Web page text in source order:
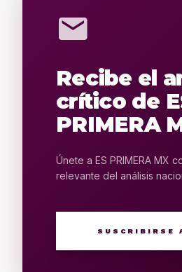
mail
Recibe el
crítico de
PRIMERA
Únete a ES PRIMERA MX
relevante del análisis
SUSCRIBIRSE